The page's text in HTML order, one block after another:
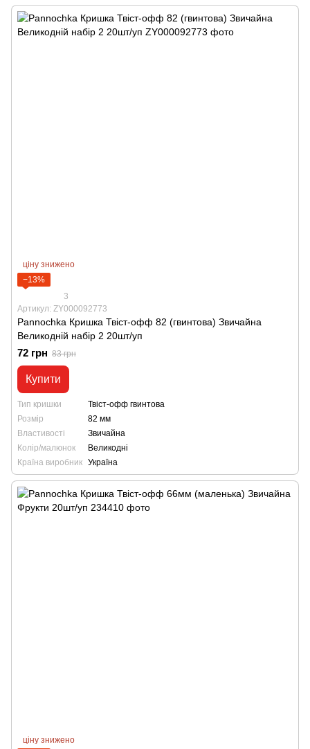
ціну знижено
−13%
3
Артикул: ZY000092773
Pannochka Кришка Твіст-офф 82 (гвинтова) Звичайна
Великодній набір 2 20шт/уп
72 грн 83 грн
Купити
Тип кришки
Твіст-офф гвинтова
Розмір
82 мм
Властивості
Звичайна
Колір/малюнок
Великодні
Країна виробник Україна
ціну знижено